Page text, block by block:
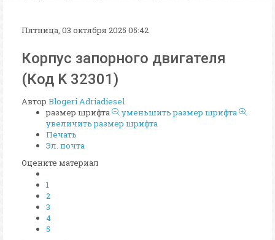
Пятница, 03 октября 2025 05:42
Корпус запорного двигателя
(Код K 32301)
Автор Blogeri Adriadiesel
размер шрифта
уменьшить размер шрифта
увеличить размер шрифта
Печать
Эл. почта
Оцените материал
1
2
3
4
5